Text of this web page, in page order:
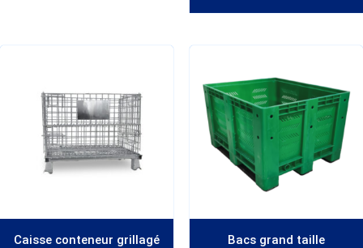
Caisse conteneur grillagé Bacs grand taille